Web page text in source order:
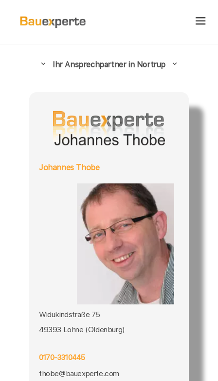
Ihr Ansprechpartner in Nortrup
Johannes Thobe
Widukindstraße 75
49393 Lohne (Oldenburg)
0170-3310445
thobe@bauexperte.com